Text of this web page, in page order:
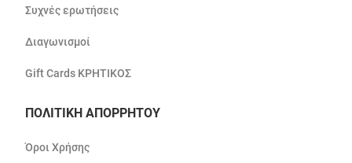
Συχνές ερωτήσεις
Διαγωνισμοί
Gift Cards ΚΡΗΤΙΚΟΣ
ΠΟΛΙΤΙΚΗ ΑΠΟΡΡΗΤΟΥ
Όροι Χρήσης